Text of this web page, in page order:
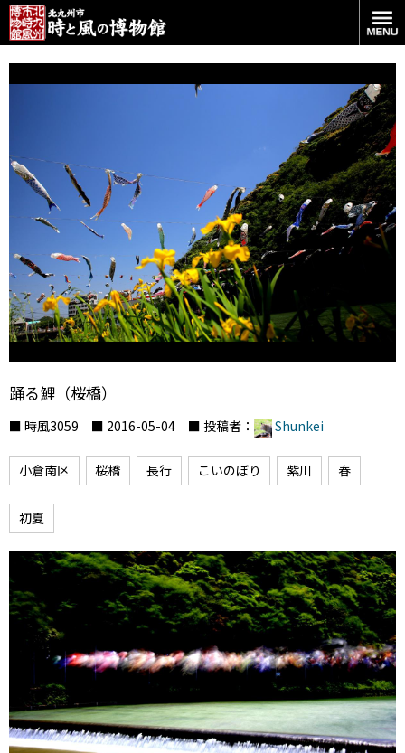
踊る鯉（桜橋）
■ 時風3059 ■ 2016-05-04 ■ 投稿者： Shunkei
小倉南区 桜橋 長行 こいのぼり 紫川 春
初夏